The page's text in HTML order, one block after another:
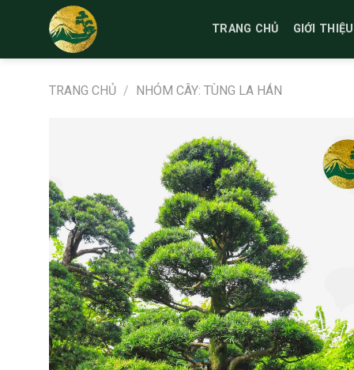
TRANG CHỦ GIỚI THIỆU
TRANG CHỦ / NHÓM CÂY: TÙNG LA HÁN